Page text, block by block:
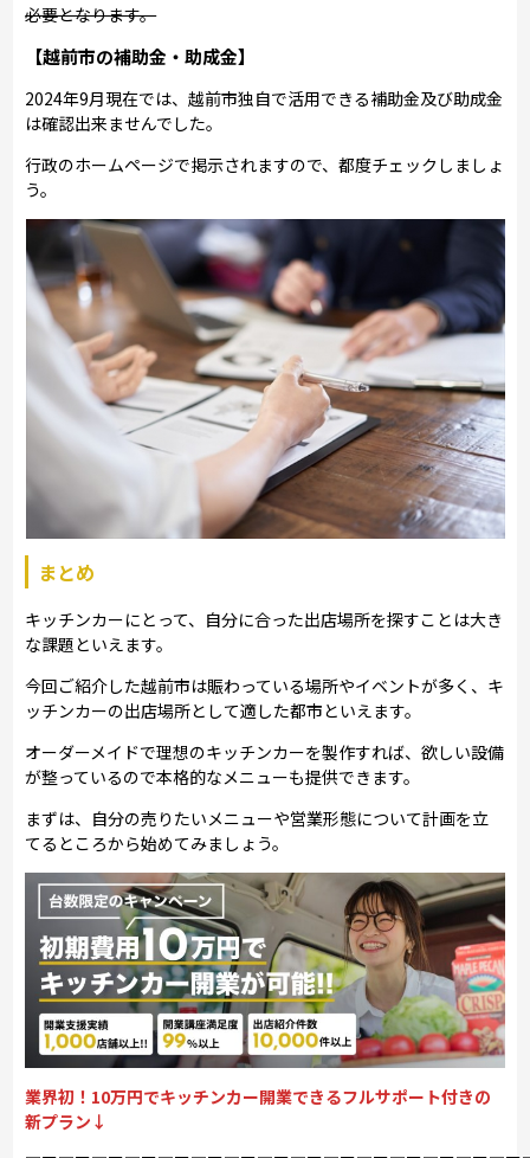
必要となります。
【越前市の補助金・助成金】
2024年9月現在では、越前市独自で活用できる補助金及び助成金
は確認出来ませんでした。
行政のホームページで掲示されますので、都度チェックしましょ
う。
まとめ
キッチンカーにとって、自分に合った出店場所を探すことは大き
な課題といえます。
今回ご紹介した越前市は賑わっている場所やイベントが多く、キ
ッチンカーの出店場所として適した都市といえます。
オーダーメイドで理想のキッチンカーを製作すれば、欲しい設備
が整っているので本格的なメニューも提供できます。
まずは、自分の売りたいメニューや営業形態について計画を立
てるところから始めてみましょう。
業界初！10万円でキッチンカー開業できるフルサポート付きの
新プラン↓